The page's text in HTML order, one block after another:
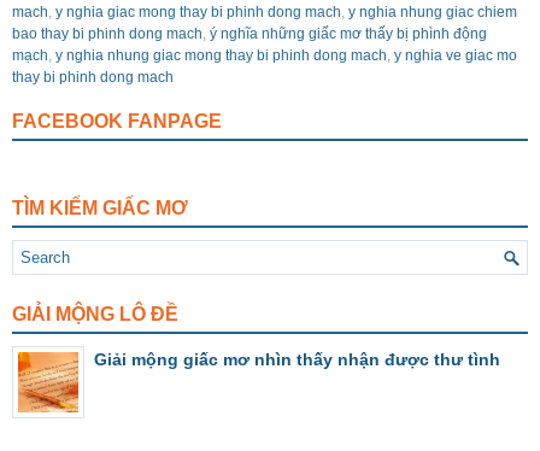
mach, y nghia giac mong thay bi phinh dong mach, y nghia nhung giac chiem
bao thay bi phinh dong mach, ý nghĩa những giấc mơ thấy bị phình động
mạch, y nghia nhung giac mong thay bi phinh dong mach, y nghia ve giac mo
thay bi phinh dong mach
FACEBOOK FANPAGE
TÌM KIẾM GIẤC MƠ
GIẢI MỘNG LÔ ĐỀ
Giải mộng giấc mơ nhìn thấy nhận được thư tình